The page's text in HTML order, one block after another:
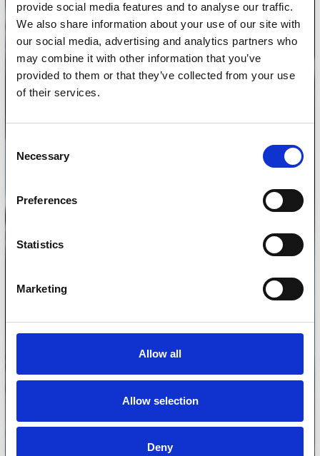
provide social media features and to analyse our traffic.
We also share information about your use of our site with
our social media, advertising and analytics partners who
may combine it with other information that you’ve
provided to them or that they’ve collected from your use
of their services.
Consent
Selection
Necessary
Preferences
Statistics
Marketing
Allow all
Allow selection
Deny